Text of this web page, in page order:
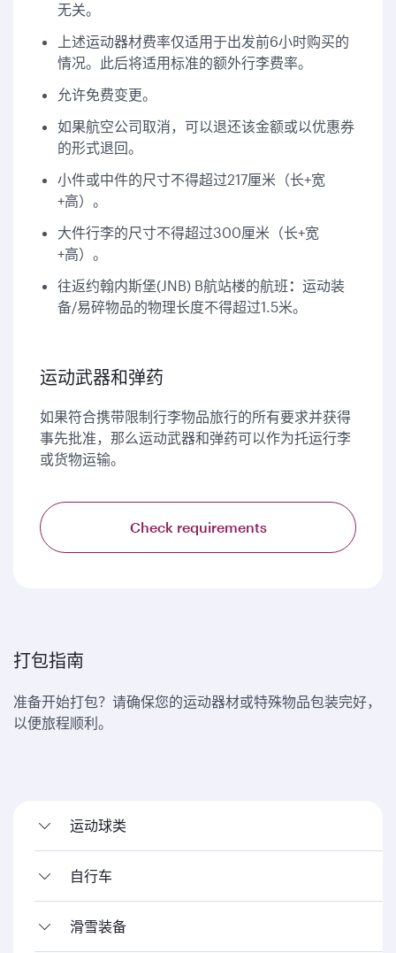
无关。
上述运动器材费率仅适用于出发前6小时购买的
情况。此后将适用标准的额外行李费率。
允许免费变更。
如果航空公司取消，可以退还该金额或以优惠券
的形式退回。
小件或中件的尺寸不得超过217厘米（长+宽
+高）。
大件行李的尺寸不得超过300厘米（长+宽
+高）。
往返约翰内斯堡(JNB) B航站楼的航班 ： 运动装
备/易碎物品的物理长度不得超过1.5米。
运动武器和弹药
如果符合携带限制行李物品旅行的所有要求并获得
事先批准，那么运动武器和弹药可以作为托运行李
或货物运输。
Check requirements
打包指南
准备开始打包？请确保您的运动器材或特殊物品包装完好，
以便旅程顺利。
运动球类
自行车
滑雪装备